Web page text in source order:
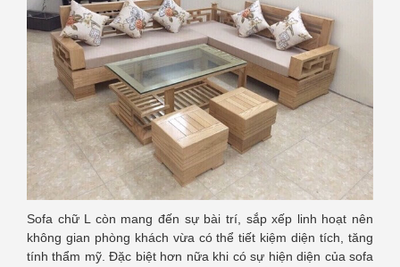
Sofa chữ L còn mang đến sự bài trí, sắp xếp linh hoạt nên
không gian phòng khách vừa có thể tiết kiệm diện tích, tăng
tính thẩm mỹ. Đặc biệt hơn nữa khi có sự hiện diện của sofa